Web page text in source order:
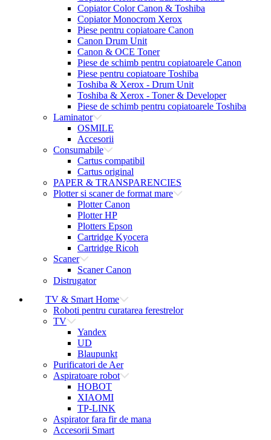
Copiator Color Canon & Toshiba
Copiator Monocrom Xerox
Piese pentru copiatoare Canon
Canon Drum Unit
Canon & OCE Toner
Piese de schimb pentru copiatoarele Canon
Piese pentru copiatoare Toshiba
Toshiba & Xerox - Drum Unit
Toshiba & Xerox - Toner & Developer
Piese de schimb pentru copiatoarele Toshiba
Laminator
OSMILE
Accesorii
Consumabile
Cartus compatibil
Cartus original
PAPER & TRANSPARENCIES
Plotter si scaner de format mare
Plotter Canon
Plotter HP
Plotters Epson
Cartridge Kyocera
Cartridge Ricoh
Scaner
Scaner Canon
Distrugator
TV & Smart Home
Roboti pentru curatarea ferestrelor
TV
Yandex
UD
Blaupunkt
Purificatori de Aer
Aspiratoare robot
HOBOT
XIAOMI
TP-LINK
Aspirator fara fir de mana
Accesorii Smart